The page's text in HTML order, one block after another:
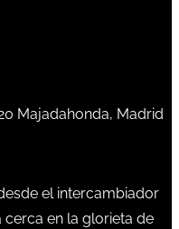
Majadahonda, Madrid
el intercambiador
cerca en la glorieta de